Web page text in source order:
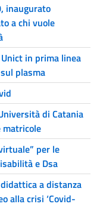
inaugurato
a chi vuole
in prima linea
plasma
di Catania
per le
e Dsa
a distanza
alla crisi ‘Covid-